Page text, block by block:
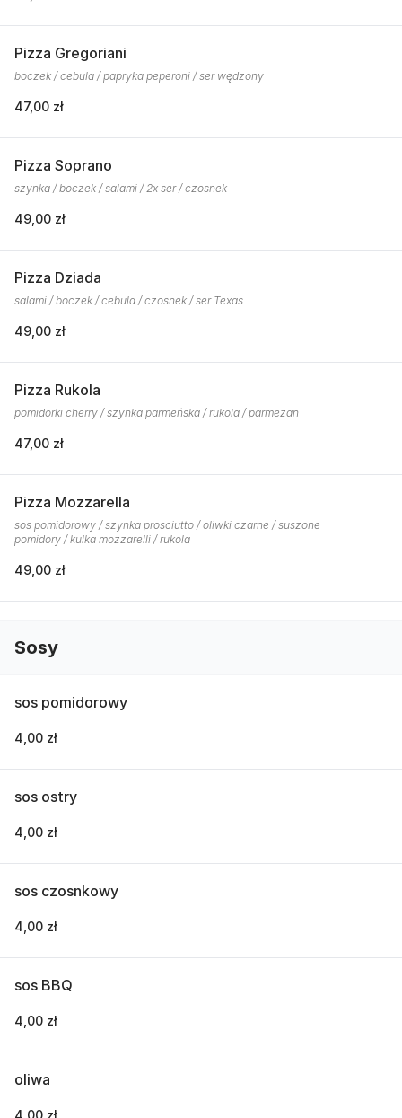
Pizza Gregoriani
boczek / cebula / papryka peperoni / ser wędzony
47,00 zł
Pizza Soprano
szynka / boczek / salami / 2x ser / czosnek
49,00 zł
Pizza Dziada
salami / boczek / cebula / czosnek / ser Texas
49,00 zł
Pizza Rukola
pomidorki cherry / szynka parmeńska / rukola / parmezan
47,00 zł
Pizza Mozzarella
sos pomidorowy / szynka prosciutto / oliwki czarne / suszone
pomidory / kulka mozzarelli / rukola
49,00 zł
Sosy
sos pomidorowy
4,00 zł
sos ostry
4,00 zł
sos czosnkowy
4,00 zł
sos BBQ
4,00 zł
oliwa